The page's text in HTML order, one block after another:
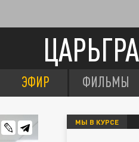
ЭФИР ФИЛЬМЫ
МЫ В КУРСЕ